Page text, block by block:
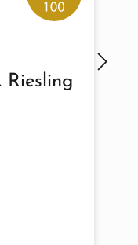
Riesling